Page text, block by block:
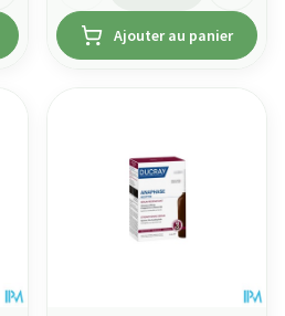
Ajouter au panier